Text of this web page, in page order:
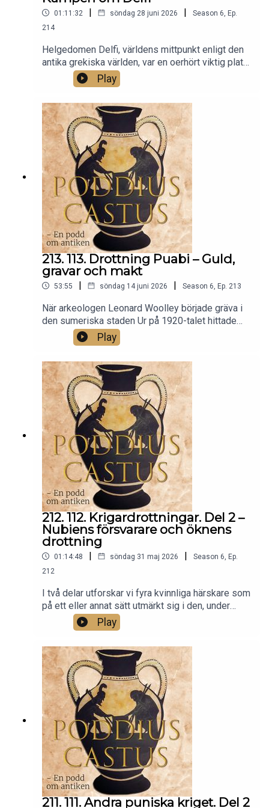
01:11:32 | söndag 28 juni 2026 | Season 6 Ep.
214
Helgedomen Delfi, världens mittpunkt enligt den
antika grekiska världen, var en oerhört viktig plats
med ett orakel vars svar kunde hjälpa eller stjälpa.
Oraklets svar kom direkt från guden Apollo. Men
en så viktig plats och i förlängningen
orakelsvaren? Ett maktspel startar och resultatet
blir det första heliga kriget.
Play
213. 113. Drottning Puabi – Guld,
gravar och makt
53:55 | söndag 14 juni 2026 | Season 6, Ep. 213
När arkeologen Leonard Woolley började gräva i
den sumeriska staden Ur på 1920-talet hittade
han några av de mest spektakulära gravarna från
Mesopotamien. En av dem tillhörde Puabi, en
mäktig kvinna vars namn överlevt tack vare ett
sigill och en nästan orörd grav fylld av guld, lapis
lazuli, tjänare som följt henne i döden. I dagens
avsnitt pratar vi om Sumer, staden Ur och vad
Puabis grav kan avslöja om makt, rikedom och
död för mer än 4 500 år sedan.
Play
212. 112. Krigardrottningar. Del 2 –
Nubiens försvarare och öknens
drottning
01:14:48 | söndag 31 maj 2026 | Season 6, Ep.
212
I två delar utforskar vi fyra kvinnliga härskare som
på ett eller annat sätt utmärkt sig i den, under
antiken, högst manliga krigssfären. I denna andra
del bekantar vi oss med den nubiska Amanirenas,
drottning över Kush, ett mäktigt rike söder om
Egypten, samt Mavia, drottning över de arabiska
tanukhiderna som blev både Roms främsta
allierade och Roms värsta fiender.
Play
211. 111. Andra puniska kriget. Del 2